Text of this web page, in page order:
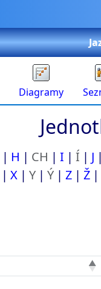
Diagramy
H CH I Í J
X Y Ý Z Ž